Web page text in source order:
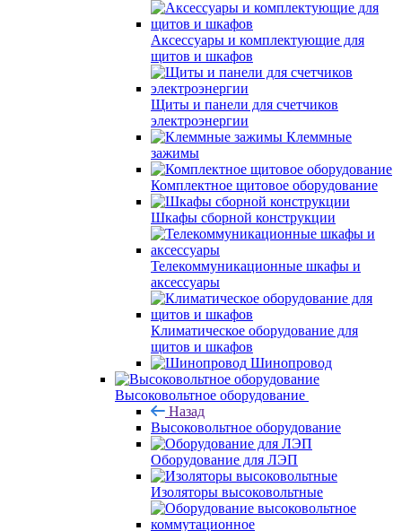
Аксессуары и комплектующие для
щитов и шкафов
Щиты и панели для счетчиков
электроэнергии
Клеммные
зажимы
Комплектное щитовое оборудование
Шкафы сборной конструкции
Телекоммуникационные шкафы и
аксессуары
Климатическое оборудование для
щитов и шкафов
Шинопровод
Высоковольтное оборудование
Назад
Высоковольтное оборудование
Оборудование для ЛЭП
Изоляторы высоковольтные